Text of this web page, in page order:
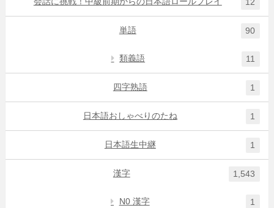
単語 90
類義語 11
四字熟語 1
日本語おしゃべりのたね 1
日本語生中継 1
漢字 1,543
N0 漢字 1